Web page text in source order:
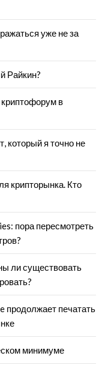
уже не за
Райкин?
в
который я точно не
крипторынка. Кто
пора пересмотреть
ли существовать
продолжает печатать
минимуме